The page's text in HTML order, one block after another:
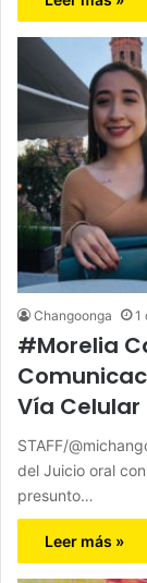
Changoonga 1
#Morelia
Vía Celular
STAFF/
del Juicio oral
presunto…
Leer más »